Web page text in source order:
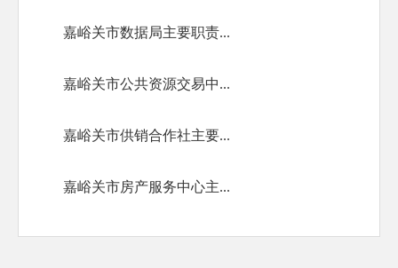
嘉峪关市数据局主要职责...
嘉峪关市公共资源交易中...
嘉峪关市供销合作社主要...
嘉峪关市房产服务中心主...